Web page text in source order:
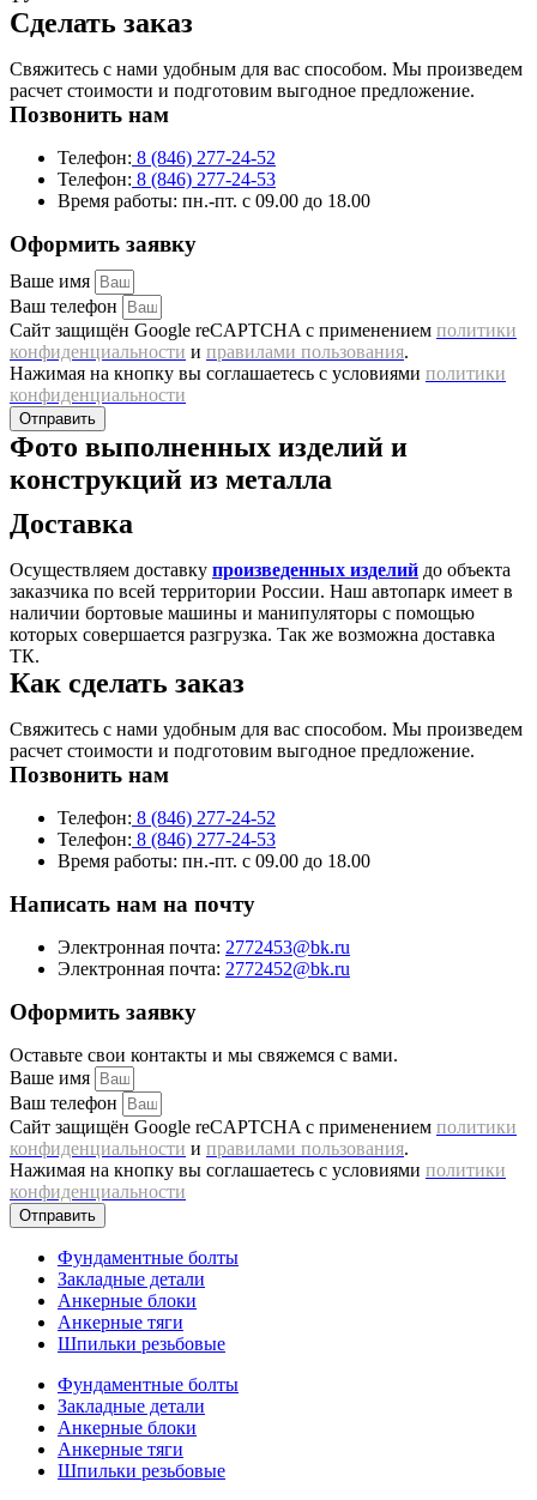
Cделать заказ
Свяжитесь с нами удобным для вас способом. Мы произведем
расчет стоимости и подготовим выгодное предложение.
Позвонить нам
Телефон: 8 (846) 277-24-52
Телефон: 8 (846) 277-24-53
Время работы: пн.-пт. с 09.00 до 18.00
Оформить заявку
Ваше имя
Ваш телефон
Сайт защищён Google reCAPTCHA с применением политики
конфиденциальности и правилами пользования.
Нажимая на кнопку вы соглашаетесь с условиями политики
конфиденциальности
Отправить
Фото выполненных изделий и
конструкций из металла
Доставка
Осуществляем доставку произведенных изделий до объекта
заказчика по всей территории России. Наш автопарк имеет в
наличии бортовые машины и манипуляторы с помощью
которых совершается разгрузка. Так же возможна доставка
ТК.
Как сделать заказ
Свяжитесь с нами удобным для вас способом. Мы произведем
расчет стоимости и подготовим выгодное предложение.
Позвонить нам
Телефон: 8 (846) 277-24-52
Телефон: 8 (846) 277-24-53
Время работы: пн.-пт. с 09.00 до 18.00
Написать нам на почту
Электронная почта: 2772453@bk.ru
Электронная почта: 2772452@bk.ru
Оформить заявку
Оставьте свои контакты и мы свяжемся с вами.
Ваше имя
Ваш телефон
Сайт защищён Google reCAPTCHA с применением политики
конфиденциальности и правилами пользования.
Нажимая на кнопку вы соглашаетесь с условиями политики
конфиденциальности
Отправить
Фундаментные болты
Закладные детали
Анкерные блоки
Анкерные тяги
Шпильки резьбовые
Фундаментные болты
Закладные детали
Анкерные блоки
Анкерные тяги
Шпильки резьбовые